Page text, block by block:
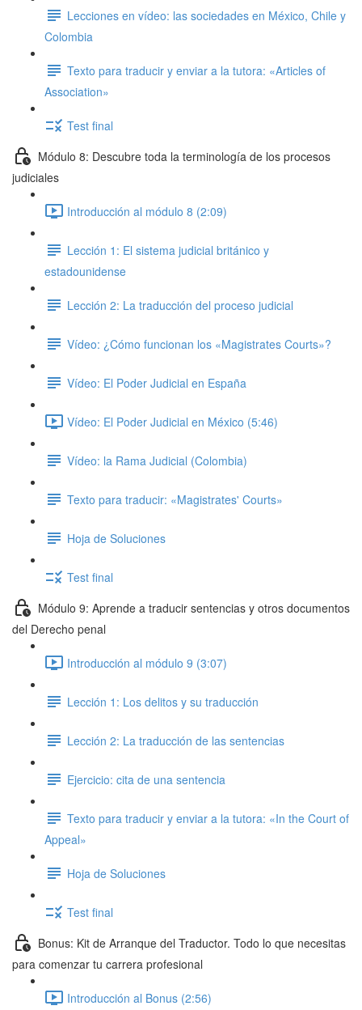
Lecciones en vídeo: las sociedades en México, Chile y
Colombia
Texto para traducir y enviar a la tutora: «Articles of
Association»
Test final
Módulo 8: Descubre toda la terminología de los procesos
judiciales
Introducción al módulo 8 (2:09)
Lección 1: El sistema judicial británico y
estadounidense
Lección 2: La traducción del proceso judicial
Vídeo: ¿Cómo funcionan los «Magistrates Courts»?
Vídeo: El Poder Judicial en España
Vídeo: El Poder Judicial en México (5:46)
Vídeo: la Rama Judicial (Colombia)
Texto para traducir: «Magistrates' Courts»
Hoja de Soluciones
Test final
Módulo 9: Aprende a traducir sentencias y otros documentos
del Derecho penal
Introducción al módulo 9 (3:07)
Lección 1: Los delitos y su traducción
Lección 2: La traducción de las sentencias
Ejercicio: cita de una sentencia
Texto para traducir y enviar a la tutora: «In the Court of
Appeal»
Hoja de Soluciones
Test final
Bonus: Kit de Arranque del Traductor. Todo lo que necesitas
para comenzar tu carrera profesional
Introducción al Bonus (2:56)